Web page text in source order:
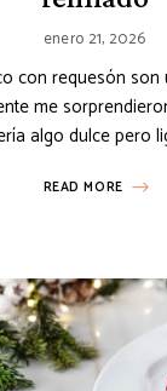
enero 21, 2026
con requesón son
me
algo dulce pero
READ MORE